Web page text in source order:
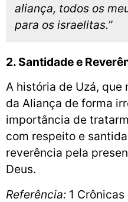
aliança, todos os
para os israelitas.”
2. Santidade e
A história de Uzá, que
da Aliança de forma
importância de
com respeito e
reverência pela
Deus.
Referência: 1